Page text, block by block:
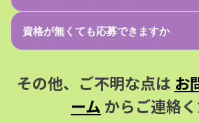
資格が無くても応募できますか
その他、ご不明な点は お
ーム からご連絡